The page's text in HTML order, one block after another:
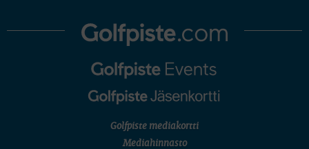
Golfpiste mediakortti
Mediahinnasto